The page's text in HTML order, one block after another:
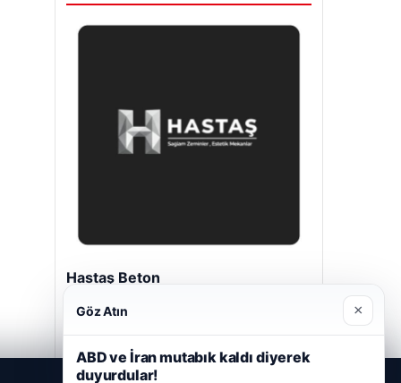
Hastaş Beton
Göz Atın ×
ABD ve İran mutabık kaldı diyerek
duyurdular!